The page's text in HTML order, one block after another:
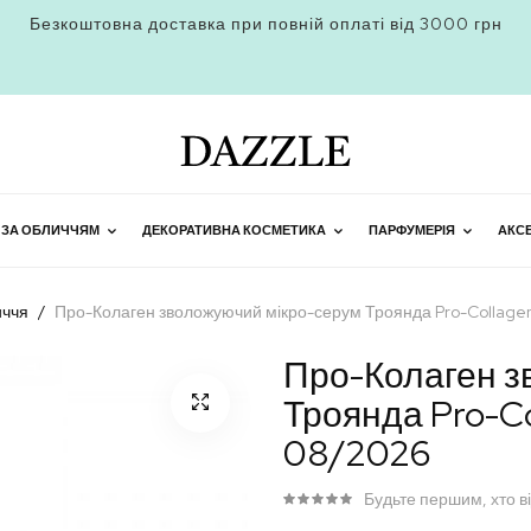
Безкоштовна доставка при повній оплаті від 3000 грн
ОБЛИЧЧЯМ ДЕКОРАТИВНА КОСМЕТИКА ПАРФУМЕРІЯ
Про-Колаген зволожуючий мікро-серум Троянда Pro-
Про-Колаген
Троянда Pro-
08/2026
Будьте першим, хто